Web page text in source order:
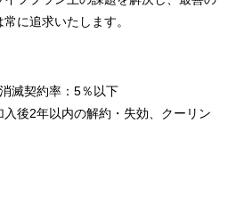
に追求いたします。
滅契約率：5％以下
入後2年以内の解約・失効、クーリン